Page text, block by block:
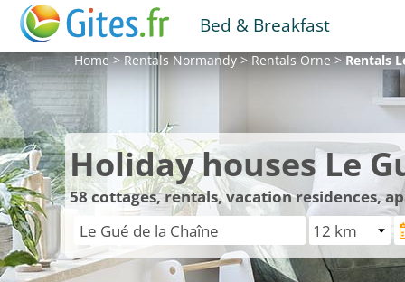
Bed & Breakfast
Home>RentalsNormandy>RentalsOrne>Rentals
Holiday houses Le
58cottages, rentals, vacation residences,